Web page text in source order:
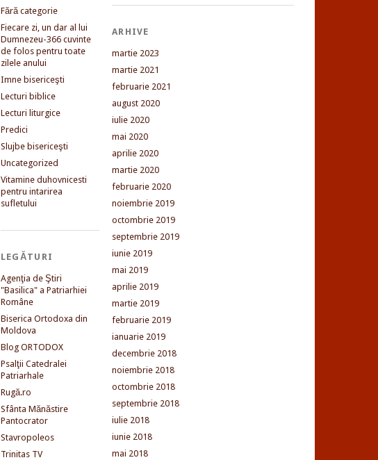
Fără categorie
Fiecare zi, un dar al lui
Dumnezeu-366 cuvinte
de folos pentru toate
zilele anului
Imne bisericeşti
Lecturi biblice
Lecturi liturgice
Predici
Slujbe bisericeşti
Uncategorized
Vitamine duhovnicesti
pentru intarirea
sufletului
LEGĂTURI
Agenţia de Ştiri
"Basilica" a Patriarhiei
Române
Biserica Ortodoxa din
Moldova
Blog ORTODOX
Psalţii Catedralei
Patriarhale
Rugă.ro
Sfânta Mănăstire
Pantocrator
Stavropoleos
Trinitas TV
ARHIVE
martie 2023
martie 2021
februarie 2021
august 2020
iulie 2020
mai 2020
aprilie 2020
martie 2020
februarie 2020
noiembrie 2019
octombrie 2019
septembrie 2019
iunie 2019
mai 2019
aprilie 2019
martie 2019
februarie 2019
ianuarie 2019
decembrie 2018
noiembrie 2018
octombrie 2018
septembrie 2018
iulie 2018
iunie 2018
mai 2018